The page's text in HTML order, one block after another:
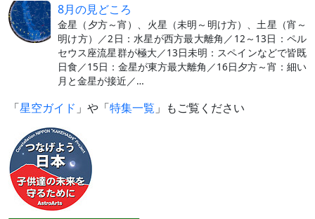
8月の見どころ
金星（夕方～宵）、火星（未明～明け方）、土星（宵～
明け方）／2日：水星が西方最大離角／12～13日：ペル
セウス座流星群が極大／13日未明：スペインなどで皆既
日食／15日：金星が東方最大離角／16日夕方～宵：細い
月と金星が接近／…
「星空ガイド 」や「特集一覧 」もご覧ください